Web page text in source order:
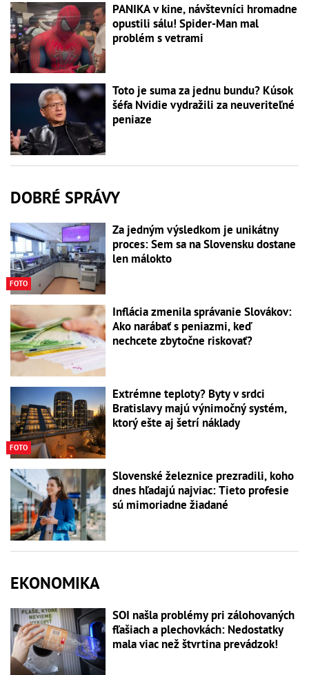
PANIKA v kine, návštevníci hromadne
opustili sálu! Spider-Man mal
problém s vetrami
Toto je suma za jednu bundu? Kúsok
šéfa Nvidie vydražili za neuveriteľné
peniaze
DOBRÉ SPRÁVY
FOTO
Za jedným výsledkom je unikátny
proces: Sem sa na Slovensku dostane
len málokto
Inflácia zmenila správanie Slovákov:
Ako narábať s peniazmi, keď
nechcete zbytočne riskovať?
FOTO
Extrémne teploty? Byty v srdci
Bratislavy majú výnimočný systém,
ktorý ešte aj šetrí náklady
Slovenské železnice prezradili, koho
dnes hľadajú najviac: Tieto profesie
sú mimoriadne žiadané
EKONOMIKA
SOI našla problémy pri zálohovaných
fľašiach a plechovkách: Nedostatky
mala viac než štvrtina prevádzok!